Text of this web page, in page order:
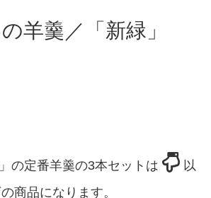
羊羹／「新緑」
の定番羊羹の3本セットは
以
商品になります。